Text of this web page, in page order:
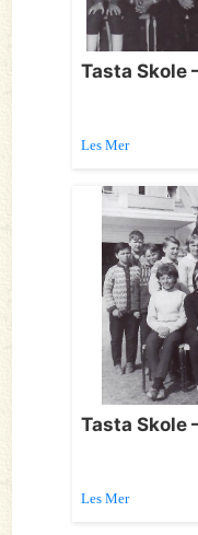
Tasta Skole
Les Mer
Tasta Skole
Les Mer